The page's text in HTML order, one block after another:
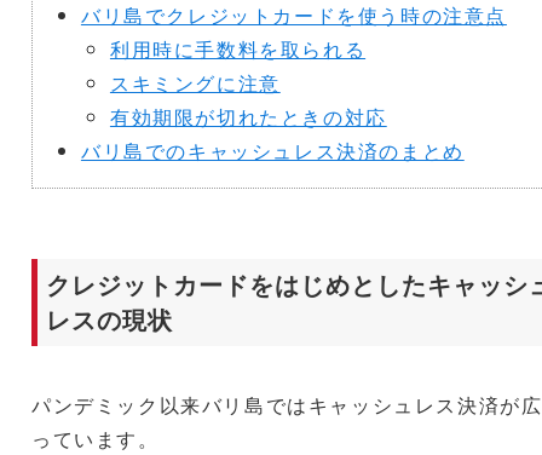
バリ島でクレジットカードを使う時の注意点
利用時に手数料を取られる
スキミングに注意
有効期限が切れたときの対応
バリ島でのキャッシュレス決済のまとめ
クレジットカードをはじめとしたキャッシ
レスの現状
パンデミック以来バリ島ではキャッシュレス決済が
っています。